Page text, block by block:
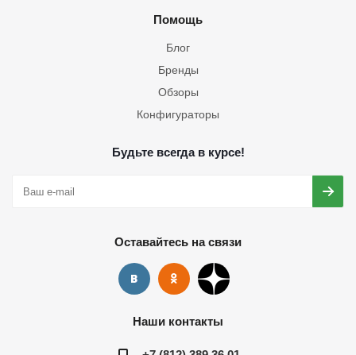
Помощь
Блог
Бренды
Обзоры
Конфигураторы
Будьте всегда в курсе!
Оставайтесь на связи
Наши контакты